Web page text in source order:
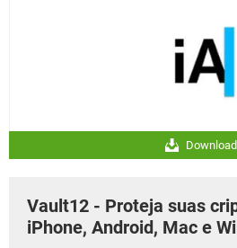
Download
Vault12 - Proteja suas
iPhone, Android, Mac e